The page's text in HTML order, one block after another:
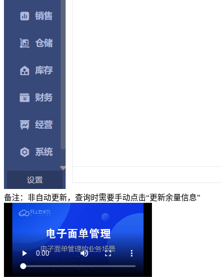
备注：非自动更新，查询时需要手动点击“更新余量信息”